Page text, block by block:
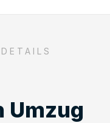
Umzug